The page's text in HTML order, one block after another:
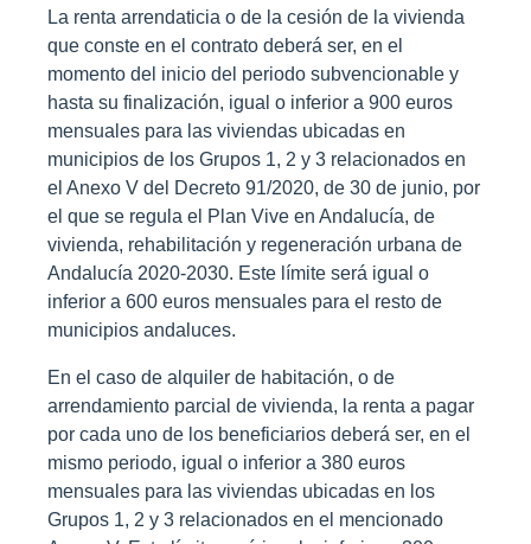
La renta arrendaticia o de la cesión de la vivienda
que conste en el contrato deberá ser, en el
momento del inicio del periodo subvencionable y
hasta su finalización, igual o inferior a 900 euros
mensuales para las viviendas ubicadas en
municipios de los Grupos 1, 2 y 3 relacionados en
el Anexo V del Decreto 91/2020, de 30 de junio, por
el que se regula el Plan Vive en Andalucía, de
vivienda, rehabilitación y regeneración urbana de
Andalucía 2020-2030. Este límite será igual o
inferior a 600 euros mensuales para el resto de
municipios andaluces.
En el caso de alquiler de habitación, o de
arrendamiento parcial de vivienda, la renta a pagar
por cada uno de los beneficiarios deberá ser, en el
mismo periodo, igual o inferior a 380 euros
mensuales para las viviendas ubicadas en los
Grupos 1, 2 y 3 relacionados en el mencionado